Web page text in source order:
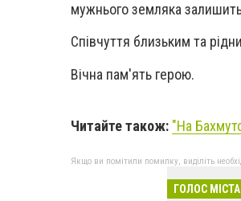
мужнього земляка
Співчуття близьким та
Вічна пам'ять герою.
Читайте також: "На
Якщо ви помітили помилку, виділіть
ГОЛОС МІСТА